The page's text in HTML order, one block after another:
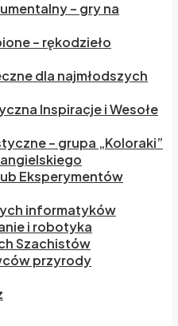
– gry na
– rękodzieło
dla najmłodszych
Inspiracje i Wesołe
– grupa „Koloraki”
Eksperymentów
informatyków
i robotyka
Szachistów
przyrody